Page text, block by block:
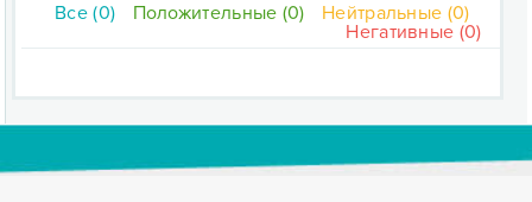
Все (0) Положительные (0)
Нейтральные (0)
Негативные (0)